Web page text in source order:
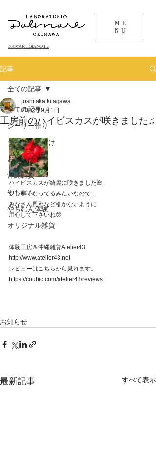
​2013©ARTIGIANO.llc
ME
NU
記事
全ての記事
シーサー作り
シーサー絵付け
お知らせ
沖縄雑貨
やちむん
やちむん体験
オリジナル雑貨
全ての記事
工房前のハイビスカスが咲きました♫
toshitaka kitagawa
2022年9月1日
ハイビスカスが綺麗に咲きました🌺
少し寒くなってるみたいなので…
みなさん風邪など引かないように
用心して下さいね🥺
体験工房＆沖縄雑貨Atelier43
http://www.atelier43.net
レビューはこちらから見れます。
https://coubic.com/atelier43/reviews
お知らせ
最新記事 すべて表示